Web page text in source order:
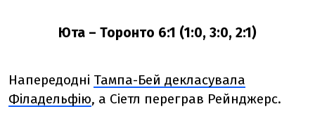
Юта – Торонто 6:1 (1:0, 3:0, 2:1)
Напередодні Тампа-Бей декласувала
Філадельфію, а Сіетл переграв Рейнджерс.